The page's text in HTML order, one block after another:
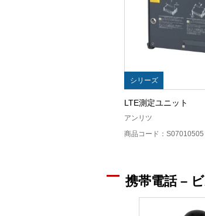
LTE測定ユニット
アンリツ
商品コード：S07010505
シリーズ
携帯電話 –